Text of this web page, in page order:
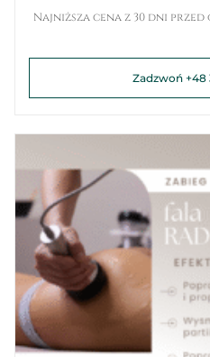
Najniższa cena z 30 dni przed
Zadzwoń +48